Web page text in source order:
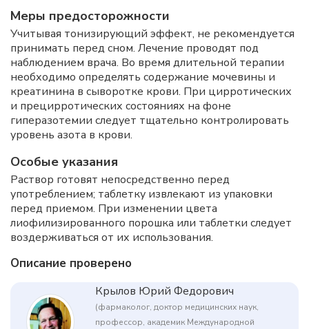
Меры предосторожности
Учитывая тонизирующий эффект, не рекомендуется
принимать перед сном. Лечение проводят под
наблюдением врача. Во время длительной терапии
необходимо определять содержание мочевины и
креатинина в сыворотке крови. При цирротических
и прецирротических состояниях на фоне
гиперазотемии следует тщательно контролировать
уровень азота в крови.
Особые указания
Раствор готовят непосредственно перед
употреблением; таблетку извлекают из упаковки
перед приемом. При изменении цвета
лиофилизированного порошка или таблетки следует
воздерживаться от их использования.
Описание проверено
Крылов Юрий Федорович
(фармаколог, доктор медицинских наук,
профессор, академик Международной